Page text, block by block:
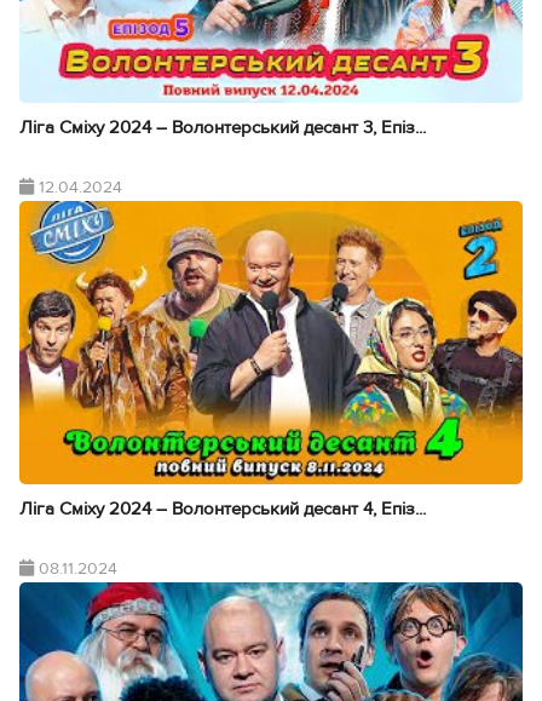
Ліга Сміху 2024 – Волонтерський десант 3, Епіз...
12.04.2024
Ліга Сміху 2024 – Волонтерський десант 4, Епіз...
08.11.2024